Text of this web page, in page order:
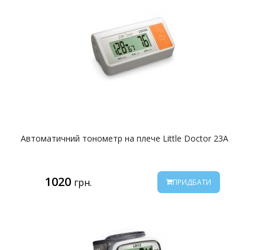
Автоматичний тонометр на плече Little Doctor 23A
1020 грн. ПРИДБАТИ